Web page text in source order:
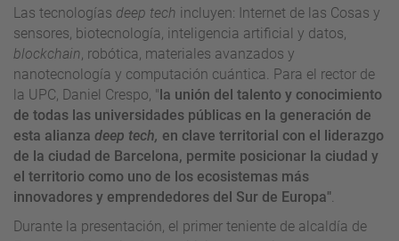
Las tecnologías deep tech incluyen: Internet de las Cosas y
sensores, biotecnología, inteligencia artificial y datos,
blockchain, robótica, materiales avanzados y
nanotecnología y computación cuántica. Para el rector de
la UPC, Daniel Crespo, " la unión del talento y conocimiento
de todas las universidades públicas en la generación de
esta alianza deep tech, en clave territorial con el liderazgo
de la ciudad de Barcelona, permite posicionar la ciudad y
el territorio como uno de los ecosistemas más
innovadores y emprendedores del Sur de Europa".
Durante la presentación, el primer teniente de alcaldía de